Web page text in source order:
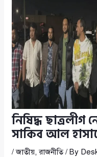
নিষিদ্ধ ছাত্রলীগ
সাকিব আল
/জাতীয়,রাজনীতি/ By